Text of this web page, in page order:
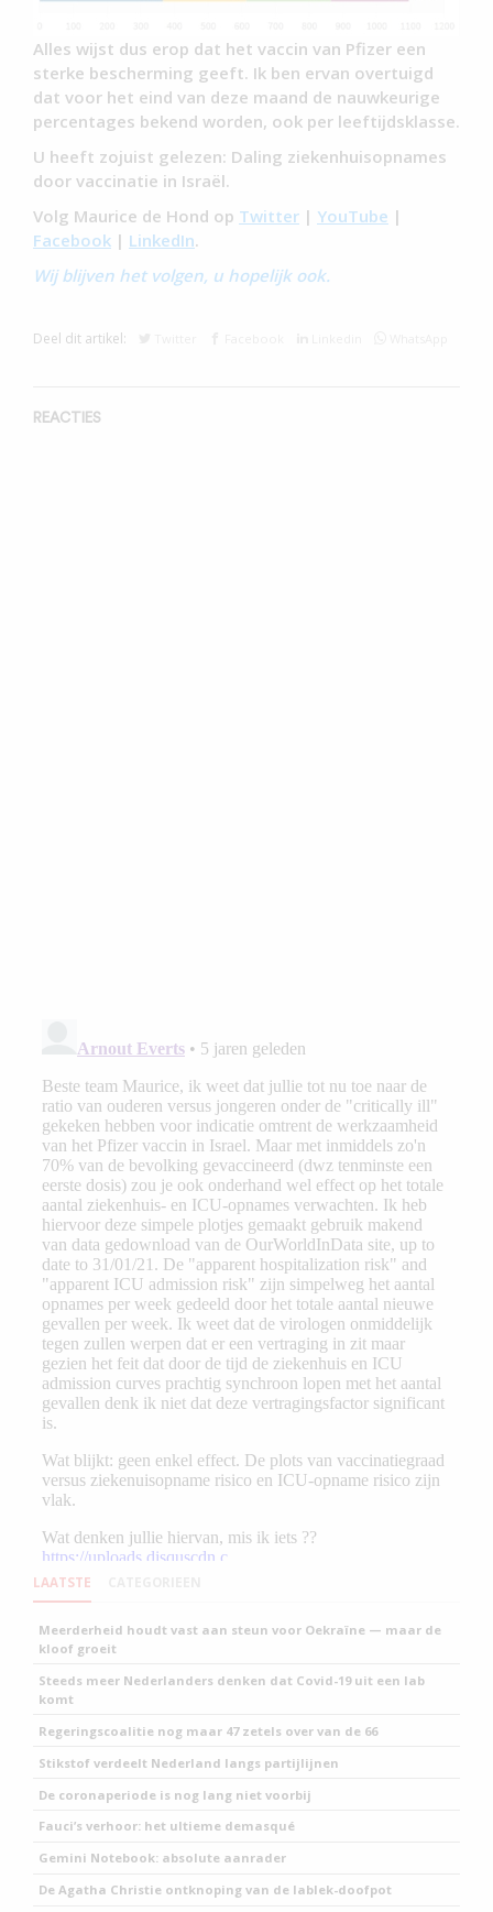
Alles wijst dus erop dat het vaccin van Pfizer een
sterke bescherming geeft. Ik ben ervan overtuigd
dat voor het eind van deze maand de nauwkeurige
percentages bekend worden, ook per leeftijdsklasse.
U heeft zojuist gelezen: Daling ziekenhuisopnames
door vaccinatie in Israël.
Volg Maurice de Hond op Twitter | YouTube |
Facebook | LinkedIn.
Wij blijven het volgen, u hopelijk ook.
Deel dit artikel:
REACTIES
LAATSTE
Meerderheid houdt vast aan steun voor Oekraïne — maar de
kloof groeit
Steeds meer Nederlanders denken dat Covid-19 uit een lab
komt
Regeringscoalitie nog maar 47 zetels over van de 66
Stikstof verdeelt Nederland langs partijlijnen
De coronaperiode is nog lang niet voorbij
Fauci’s verhoor: het ultieme demasqué
Gemini Notebook: absolute aanrader
De Agatha Christie ontknoping van de lablek-doofpot